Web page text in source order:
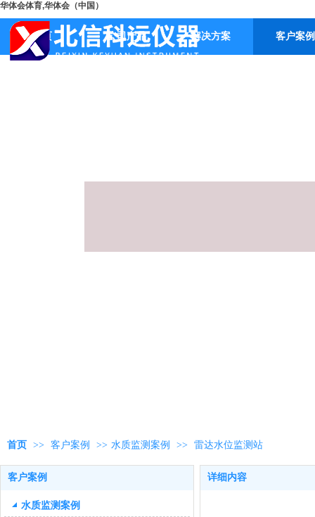
华体会体育,华体会（中国）
首页 公司产品 解决方案 客户案例
首页 >> 客户案例 >> 水质监测案例 >> 雷达水位监测站
客户案例
水质监测案例
详细内容